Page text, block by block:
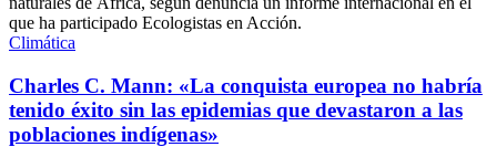
que ha participado Ecologistas en Acción.
Climática
Charles C. Mann: «La conquista europea no habría
tenido éxito sin las epidemias que devastaron a las
poblaciones indígenas»